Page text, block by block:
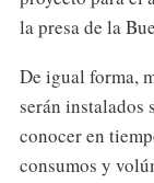
la presa de la
De igual forma,
serán instalados
conocer en
consumos y